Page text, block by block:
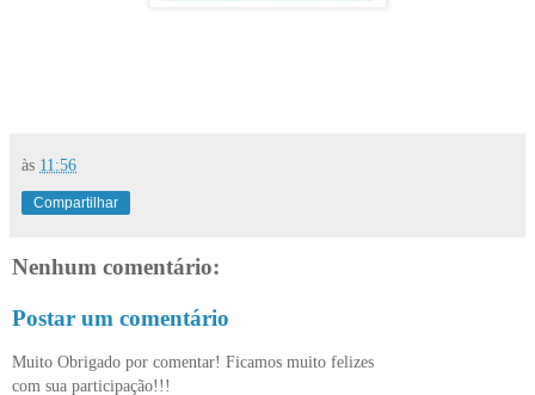
às 11:56
Compartilhar
Nenhum comentário:
Postar um comentário
Muito Obrigado por comentar! Ficamos muito felizes
com sua participação!!!